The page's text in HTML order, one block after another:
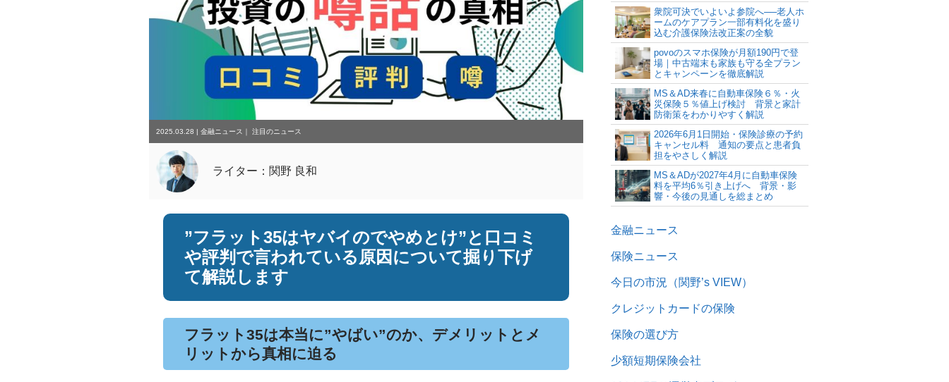
2025.03.28 |金融ニュース ｜注目のニュース
ライター：関野 良和
”フラット35はヤバイのでやめとけ”と口コミ
や評判で言われている原因について掘り下げ
て解説します
フラット35は本当に”やばい”のか、デメリットとメ
リットから真相に迫る
衆院可決でいよいよ参院へ──老人ホ
ームのケアプラン一部有料化を盛り
込む介護保険法改正案の全貌
povoのスマホ保険が月額190円で登
場｜中古端末も家族も守る全プラン
とキャンペーンを徹底解説
MS＆AD来春に自動車保険６％・火
災保険５％値上げ検討 背景と家計
防衛策をわかりやすく解説
2026年6月1日開始・保険診療の予約
キャンセル料 通知の要点と患者負
担をやさしく解説
MS＆ADが2027年4月に自動車保険
料を平均6％引き上げへ 背景・影
響・今後の見通しを総まとめ
金融ニュース
保険ニュース
今日の市況（関野’s VIEW）
クレジットカードの保険
保険の選び方
少額短期保険会社